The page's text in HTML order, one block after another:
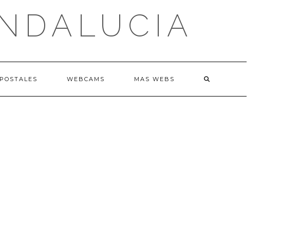
WEBCAMS MAS WEBS